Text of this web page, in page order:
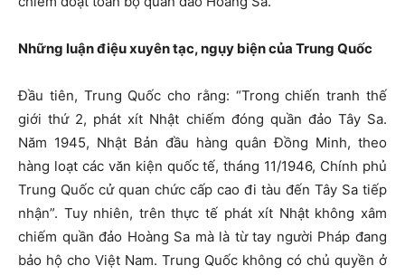
Những luận điệu xuyên tạc, ngụy biện của Trung Quốc
Đầu tiên, Trung Quốc cho rằng: “Trong chiến tranh thế
giới thứ 2, phát xít Nhật chiếm đóng quần đảo Tây Sa.
Năm 1945, Nhật Bản đầu hàng quân Đồng Minh, theo
hàng loạt các văn kiện quốc tế, tháng 11/1946, Chính phủ
Trung Quốc cử quan chức cấp cao đi tàu đến Tây Sa tiếp
nhận”. Tuy nhiên, trên thực tế phát xít Nhật không xâm
chiếm quần đảo Hoàng Sa mà là từ tay người Pháp đang
bảo hộ cho Việt Nam. Trung Quốc không có chủ quyền ở